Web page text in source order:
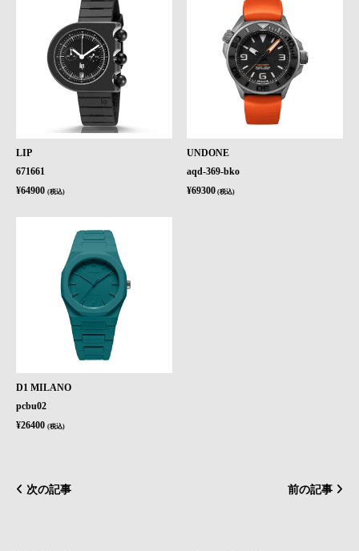
LIP
671661
¥64900 (税込)
UNDONE
aqd-369-bko
¥69300 (税込)
D1 MILANO
pcbu02
¥26400 (税込)
次の記事 前の記事